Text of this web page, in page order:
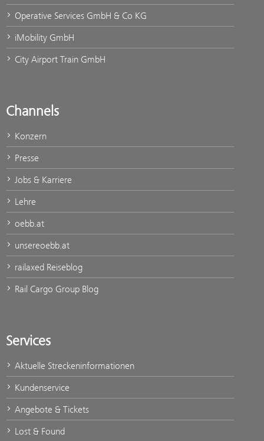
Operative Services GmbH & Co KG
iMobility GmbH
City Airport Train GmbH
Channels
Konzern
Presse
Jobs & Karriere
Lehre
oebb.at
unsereoebb.at
railaxed Reiseblog
Rail Cargo Group Blog
Services
Aktuelle Streckeninformationen
Kundenservice
Angebote & Tickets
Lost & Found